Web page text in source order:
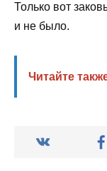
Только вот
и не было.
Читайте